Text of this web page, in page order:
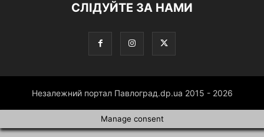
СЛІДУЙТЕ ЗА НАМИ
Незалежний портал Павлоград.dp.ua 2015 - 2026
Manage consent